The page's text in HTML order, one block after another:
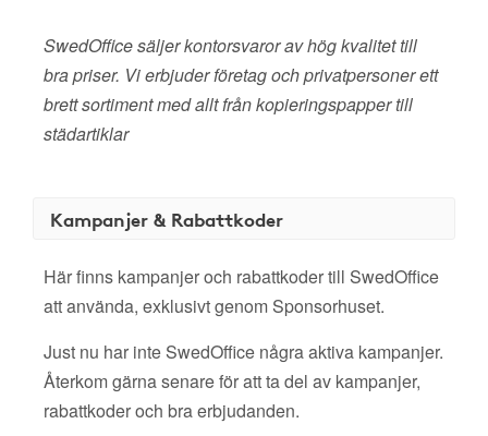
SwedOffice säljer kontorsvaror av hög kvalitet till
bra priser. Vi erbjuder företag och privatpersoner ett
brett sortiment med allt från kopieringspapper till
städartiklar
Kampanjer & Rabattkoder
Här finns kampanjer och rabattkoder till SwedOffice
att använda, exklusivt genom Sponsorhuset.
Just nu har inte SwedOffice några aktiva kampanjer.
Återkom gärna senare för att ta del av kampanjer,
rabattkoder och bra erbjudanden.